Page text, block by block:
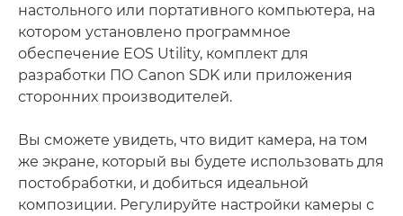
настольного или портативного компьютера, на
котором установлено программное
обеспечение EOS Utility, комплект для
разработки ПО Canon SDK или приложения
сторонних производителей.
Вы сможете увидеть, что видит камера, на том
же экране, который вы будете использовать для
постобработки, и добиться идеальной
композиции. Регулируйте настройки камеры с